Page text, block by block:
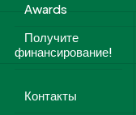
Awards
Получите
финансирование!
Контакты